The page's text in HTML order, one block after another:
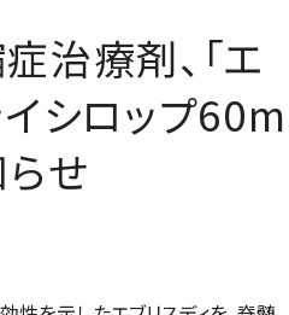
治療剤、「エ
イシロップ60m
せ